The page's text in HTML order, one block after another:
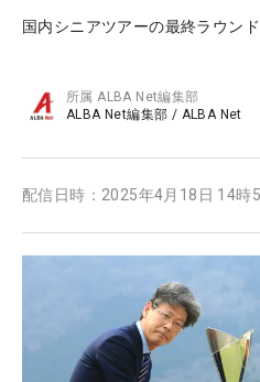
国内シニアツアーの最終ラウンド
所属ALBA Net編集部
ALBA Net編集部 / ALBA Net
配信日時： 2025年4月18日 14時